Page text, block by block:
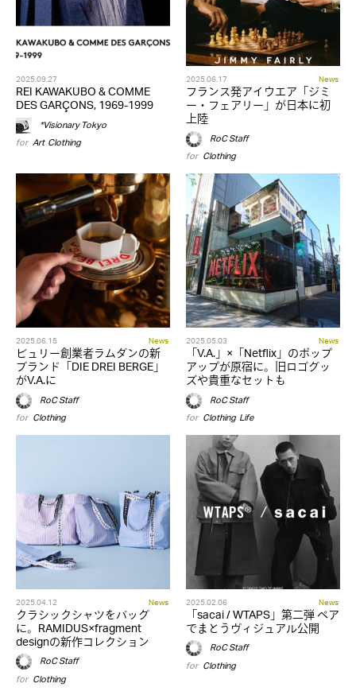
2025.09.27
REI KAWAKUBO & COMME
DES GARÇONS, 1969-1999
*Visionary Tokyo
for Art,Clothing
2025.06.17 News
フランス発アイウエア「ジミ
ー・フェアリー」が日本に初
上陸
RoC Staff
for Clothing
2025.06.15 News
ビュリー創業者ラムダンの新
ブランド「DIE DREI BERGE」
がV.A.に
RoC Staff
for Clothing
2025.05.03 News
「V.A.」×「Netflix」のポップ
アップが原宿に。旧ロゴグッ
ズや貴重なセットも
RoC Staff
for Clothing,Life
2025.04.12 News
クラシックシャツをバッグ
に。RAMIDUS×fragment
designの新作コレクション
RoC Staff
for Clothing
2025.02.06 News
「sacai / WTAPS」第二弾 ペア
でまとうヴィジュアル公開
RoC Staff
for Clothing